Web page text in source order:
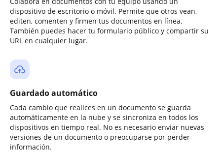
dispositivo de escritorio o móvil. Permite que otros vean,
editen, comenten y firmen tus documentos en línea.
También puedes hacer tu formulario público y compartir su
URL en cualquier lugar.
Guardado automático
Cada cambio que realices en un documento se guarda
automáticamente en la nube y se sincroniza en todos los
dispositivos en tiempo real. No es necesario enviar nuevas
versiones de un documento o preocuparse por perder
información.